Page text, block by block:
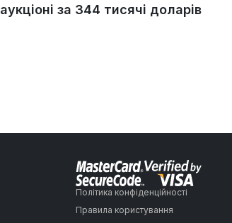
аукціоні за 344 тисячі доларів
Політика конфіденційності
Правила користування